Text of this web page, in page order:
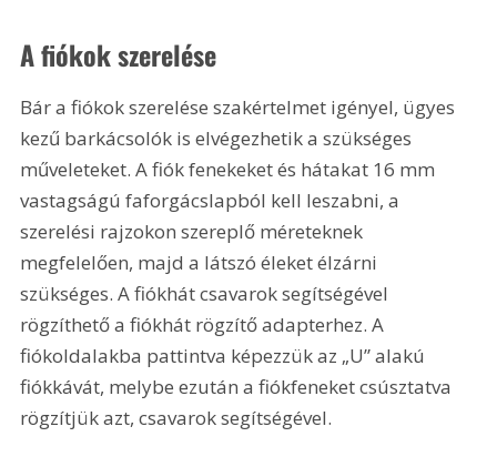
A fiókok szerelése
Bár a fiókok szerelése szakértelmet igényel, ügyes
kezű barkácsolók is elvégezhetik a szükséges
műveleteket. A fiók fenekeket és hátakat 16 mm
vastagságú faforgácslapból kell leszabni, a
szerelési rajzokon szereplő méreteknek
megfelelően, majd a látszó éleket élzárni
szükséges. A fiókhát csavarok segítségével
rögzíthető a fiókhát rögzítő adapterhez. A
fiókoldalakba pattintva képezzük az „U” alakú
fiókkávát, melybe ezután a fiókfeneket csúsztatva
rögzítjük azt, csavarok segítségével.